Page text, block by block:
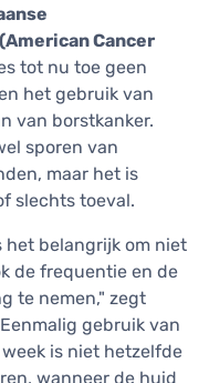
Cancer
tot nu toe geen
het gebruik van
van borstkanker.
sporen van
maar het is
slechts toeval.
het belangrijk om niet
de frequentie en de
te nemen," zegt
gebruik van
is niet hetzelfde
wanneer de huid